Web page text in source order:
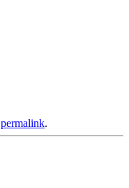
permalink.